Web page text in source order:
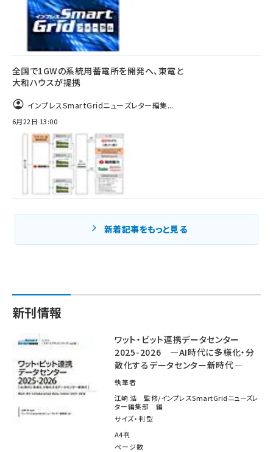
全国で1GWの系統用蓄電所を開発へ、東電と
大和ハウスが提携
インプレスSmartGridニューズレター編集...
6月22日 13:00
新着記事をもっと見る
新刊情報
ワット・ビット連携データセンター
2025-2026 ―AI時代に多様化・分
散化するデータセンター新時代―
執筆者
江崎 浩 監修/インプレスSmartGridニューズレ
ター編集部 編
サイズ・判型
A4判
ページ数